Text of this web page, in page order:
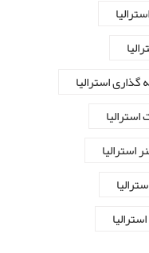
استرالیا
استرالیا